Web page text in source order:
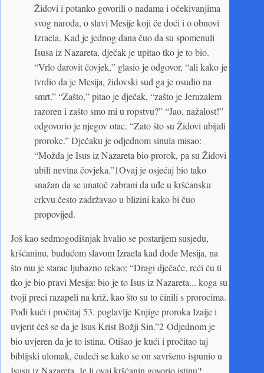
Židovi i potanko govorili o nadama i očekivanjima
svog naroda, o slavi Mesije koji će doći i o obnovi
Izraela. Kad je jednog dana čuo da su spomenuli
Isusa iz Nazareta, dječak je upitao tko je to bio.
“Vrlo darovit čovjek,” glasio je odgovor, “ali kako je
tvrdio da je Mesija, židovski sud ga je osudio na
smrt.” “Zašto,” pitao je dječak, “zašto je Jeruzalem
razoren i zašto smo mi u ropstvu?” “Jao, nažalost!”
odgovorio je njegov otac. “Zato što su Židovi ubijali
proroke.” Dječaku je odjednom sinula misao:
“Možda je Isus iz Nazareta bio prorok, pa su Židovi
ubili nevina čovjeka.”1Ovaj je osjećaj bio tako
snažan da se unatoč zabrani da uđe u kršćansku
crkvu često zadržavao u blizini kako bi čuo
propovijed.
Još kao sedmogodišnjak hvalio se postarijem susjedu,
kršćaninu, budućom slavom Izraela kad dođe Mesija, na
što mu je starac ljubazno rekao: “Dragi dječače, reći ću ti
tko je bio pravi Mesija: bio je to Isus iz Nazareta... koga su
tvoji preci razapeli na križ, kao što su to činili s prorocima.
Pođi kući i pročitaj 53. poglavlje Knjige proroka Izaije i
uvjerit ćeš se da je Isus Krist Božji Sin.”2 Odjednom je
bio uvjeren da je to istina. Otišao je kući i pročitao taj
biblijski ulomak, čudeći se kako se on savršeno ispunio u
Isusu iz Nazareta. Je li ovaj kršćanin govorio istinu?